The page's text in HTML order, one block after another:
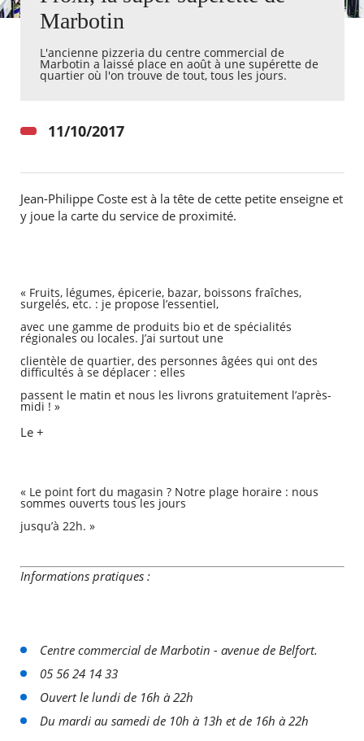
alertes
Watt
Actualités
Kiosque
FacebookInstagram
Youtube
Linkedin
Marbotin
L'ancienne pizzeria du centre commercial de
Marbotin a laissé place en août à une supérette de
quartier où l'on trouve de tout, tous les jours.
11/10/2017
Jean-Philippe Coste est à la tête de cette petite enseigne et
y joue la carte du service de proximité.
« Fruits, légumes, épicerie, bazar, boissons fraîches,
surgelés, etc. : je propose l’essentiel,
avec une gamme de produits bio et de spécialités
régionales ou locales. J’ai surtout une
clientèle de quartier, des personnes âgées qui ont des
difficultés à se déplacer : elles
passent le matin et nous les livrons gratuitement l’après-
midi ! »
Le +
« Le point fort du magasin ? Notre plage horaire : nous
sommes ouverts tous les jours
jusqu’à 22h. »
Informations pratiques :
Centre commercial de Marbotin - avenue de Belfort.
05 56 24 14 33
Ouvert le lundi de 16h à 22h
Du mardi au samedi de 10h à 13h et de 16h à 22h